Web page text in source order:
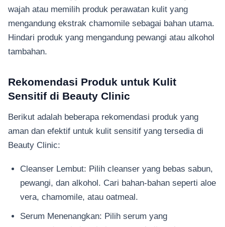
wajah atau memilih produk perawatan kulit yang
mengandung ekstrak chamomile sebagai bahan utama.
Hindari produk yang mengandung pewangi atau alkohol
tambahan.
Rekomendasi Produk untuk Kulit
Sensitif di Beauty Clinic
Berikut adalah beberapa rekomendasi produk yang
aman dan efektif untuk kulit sensitif yang tersedia di
Beauty Clinic:
Cleanser Lembut: Pilih cleanser yang bebas sabun,
pewangi, dan alkohol. Cari bahan-bahan seperti aloe
vera, chamomile, atau oatmeal.
Serum Menenangkan: Pilih serum yang